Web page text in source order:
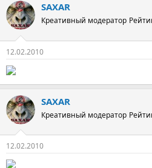
SAXAR
Креативный модератор
12.02.2010
SAXAR
Креативный модератор
12.02.2010